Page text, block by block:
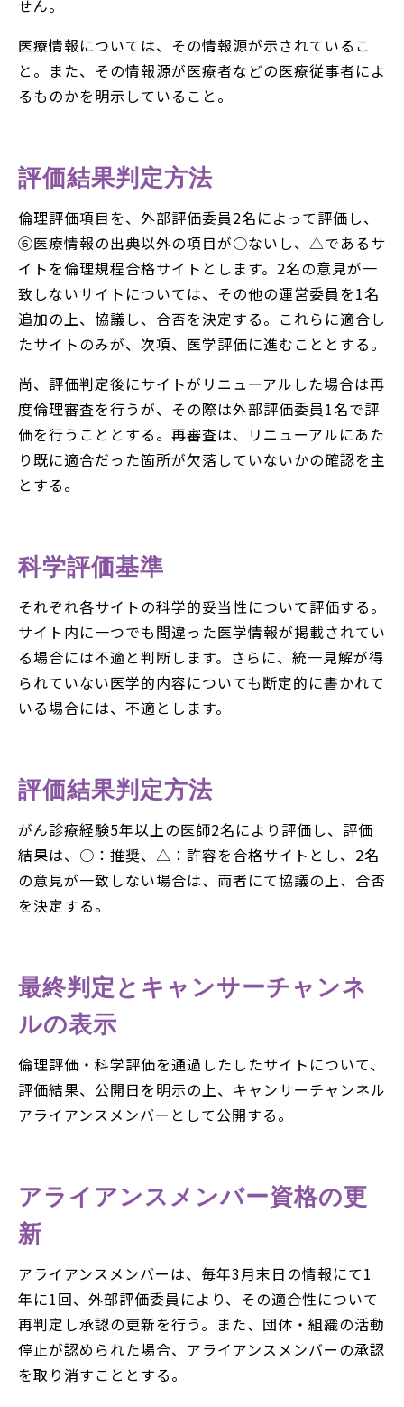
せん。
医療情報については、その情報源が示されているこ
と。また、その情報源が医療者などの医療従事者によ
るものかを明示していること。
評価結果判定方法
倫理評価項目を、外部評価委員2名によって評価し、
⑥医療情報の出典以外の項目が○ないし、△であるサ
イトを倫理規程合格サイトとします。2名の意見が一
致しないサイトについては、その他の運営委員を1名
追加の上、協議し、合否を決定する。これらに適合し
たサイトのみが、次項、医学評価に進むこととする。
尚、評価判定後にサイトがリニューアルした場合は再
度倫理審査を行うが、その際は外部評価委員1名で評
価を行うこととする。再審査は、リニューアルにあた
り既に適合だった箇所が欠落していないかの確認を主
とする。
科学評価基準
それぞれ各サイトの科学的妥当性について評価する。
サイト内に一つでも間違った医学情報が掲載されてい
る場合には不適と判断します。さらに、統一見解が得
られていない医学的内容についても断定的に書かれて
いる場合には、不適とします。
評価結果判定方法
がん診療経験5年以上の医師2名により評価し、評価
結果は、○：推奨、△：許容を合格サイトとし、2名
の意見が一致しない場合は、両者にて協議の上、合否
を決定する。
最終判定とキャンサーチャンネ
ルの表示
倫理評価・科学評価を通過したしたサイトについて、
評価結果、公開日を明示の上、キャンサーチャンネル
アライアンスメンバーとして公開する。
アライアンスメンバー資格の更
新
アライアンスメンバーは、毎年3月末日の情報にて1
年に1回、外部評価委員により、その適合性について
再判定し承認の更新を行う。また、団体・組織の活動
停止が認められた場合、アライアンスメンバーの承認
を取り消すこととする。